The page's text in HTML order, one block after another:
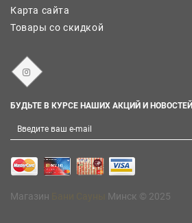
Карта сайта
Товары со скидкой
БУДЬТЕ В КУРСЕ НАШИХ АКЦИЙ И НОВОСТЕЙ
Магазин Минск © 2025